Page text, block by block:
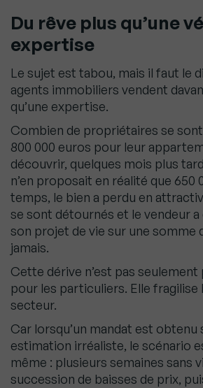
Du rêve plus qu’une
expertise
Le sujet est tabou, mais il faut le
agents immobiliers vendent
qu’une expertise.
Combien de propriétaires se
800 000 euros pour leur
découvrir, quelques mois plus
n’en proposait en réalité que 650
temps, le bien a perdu en
se sont détournés et le vendeur
son projet de vie sur une somme
jamais.
Cette dérive n’est pas
pour les particuliers. Elle fragilise
secteur.
Car lorsqu’un mandat est obtenu
estimation irréaliste, le scénario
même : plusieurs semaines sans
succession de baisses de prix,